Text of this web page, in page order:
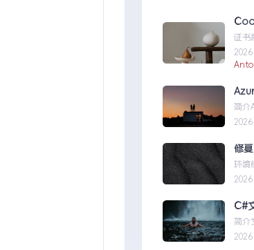
钟构
证书
你的
义域
简介
API
语
环境
们首
们定
误
C#
简介
发中